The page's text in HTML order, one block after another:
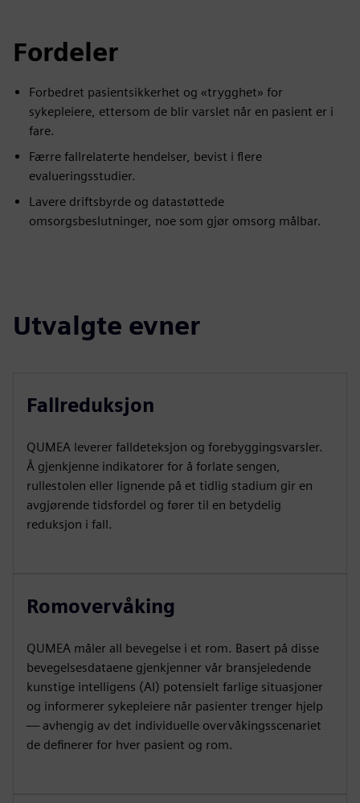
Fordeler
Forbedret pasientsikkerhet og «trygghet» for
sykepleiere, ettersom de blir varslet når en pasient er i
fare.
Færre fallrelaterte hendelser, bevist i flere
evalueringsstudier.
Lavere driftsbyrde og datastøttede
omsorgsbeslutninger, noe som gjør omsorg målbar.
Utvalgte evner
Fallreduksjon
QUMEA leverer falldeteksjon og forebyggingsvarsler.
Å gjenkjenne indikatorer for å forlate sengen,
rullestolen eller lignende på et tidlig stadium gir en
avgjørende tidsfordel og fører til en betydelig
reduksjon i fall.
Romovervåking
QUMEA måler all bevegelse i et rom. Basert på disse
bevegelsesdataene gjenkjenner vår bransjeledende
kunstige intelligens (AI) potensielt farlige situasjoner
og informerer sykepleiere når pasienter trenger hjelp
— avhengig av det individuelle overvåkingsscenariet
de definerer for hver pasient og rom.